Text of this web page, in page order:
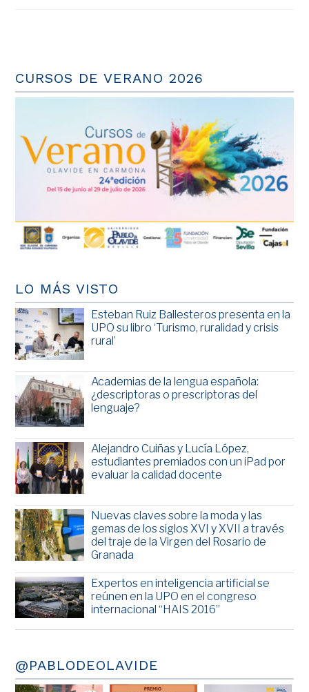
CURSOS DE VERANO 2026
LO MÁS VISTO
Esteban Ruiz Ballesteros presenta en la
UPO su libro ‘Turismo, ruralidad y crisis
rural’
Academias de la lengua española:
¿descriptoras o prescriptoras del
lenguaje?
Alejandro Cuiñas y Lucía López,
estudiantes premiados con un iPad por
evaluar la calidad docente
Nuevas claves sobre la moda y las
gemas de los siglos XVI y XVII a través
del traje de la Virgen del Rosario de
Granada
Expertos en inteligencia artificial se
reúnen en la UPO en el congreso
internacional “HAIS 2016”
@PABLODEOLAVIDE